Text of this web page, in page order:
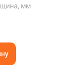
мм